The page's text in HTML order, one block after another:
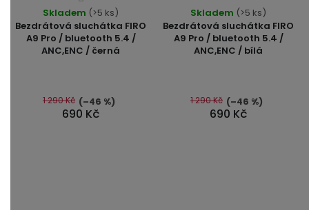
Bezdrátová sluchátka FIRO
A9 Pro / bluetooth 5.4 /
ANC,ENC / černá
hodnocení
produktu
je
5
hvězdiček.
Skladem (>5 ks)
690 Kč
1 290 Kč (–46 %)
Bezdrátová sluchátka FIRO
A9 Pro / bluetooth 5.4 /
ANC,ENC / bílá
Skladem (>5 ks)
690 Kč
1 290 Kč (–46 %)